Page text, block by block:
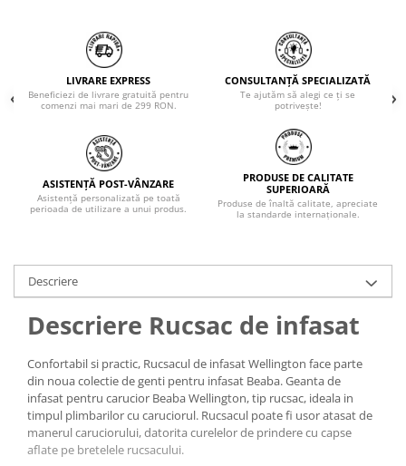
LIVRARE EXPRESS
Beneficiezi de livrare gratuită pentru
comenzi mai mari de 299 RON.
CONSULTANȚĂ SPECIALIZATĂ
Te ajutăm să alegi ce ți se
potrivește!
ASISTENȚĂ POST-VÂNZARE
Asistență personalizată pe toată
perioada de utilizare a unui produs.
PRODUSE DE CALITATE
SUPERIOARĂ
Produse de înaltă calitate, apreciate
la standarde internaționale.
Descriere
Descriere Rucsac de infasat
Confortabil si practic, Rucsacul de infasat Wellington face parte
din noua colectie de genti pentru infasat Beaba. Geanta de
infasat pentru carucior Beaba Wellington, tip rucsac, ideala in
timpul plimbarilor cu caruciorul. Rucsacul poate fi usor atasat de
manerul caruciorului, datorita curelelor de prindere cu capse
aflate pe bretelele rucsacului.